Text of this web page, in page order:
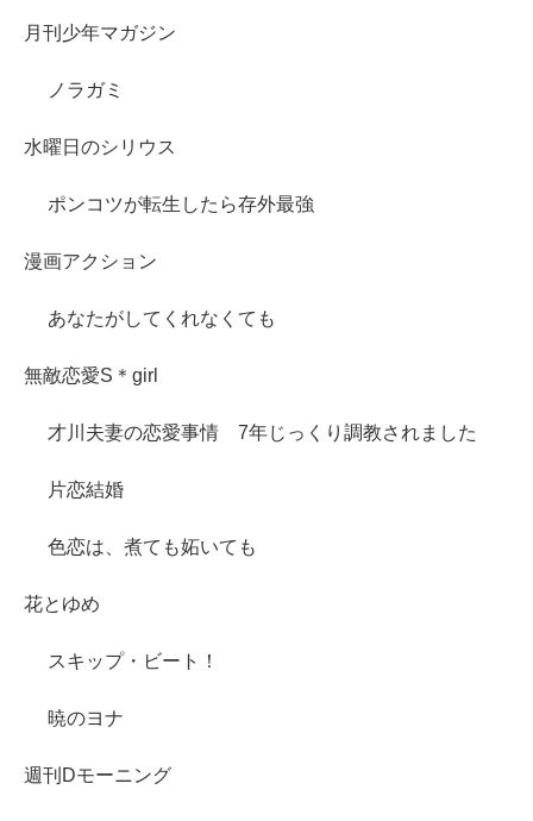
月刊少年マガジン
ノラガミ
水曜日のシリウス
ポンコツが転生したら存外最強
漫画アクション
あなたがしてくれなくても
無敵恋愛S＊girl
才川夫妻の恋愛事情 7年じっくり調教されました
片恋結婚
色恋は、煮ても妬いても
花とゆめ
スキップ・ビート！
暁のヨナ
週刊Dモーニング